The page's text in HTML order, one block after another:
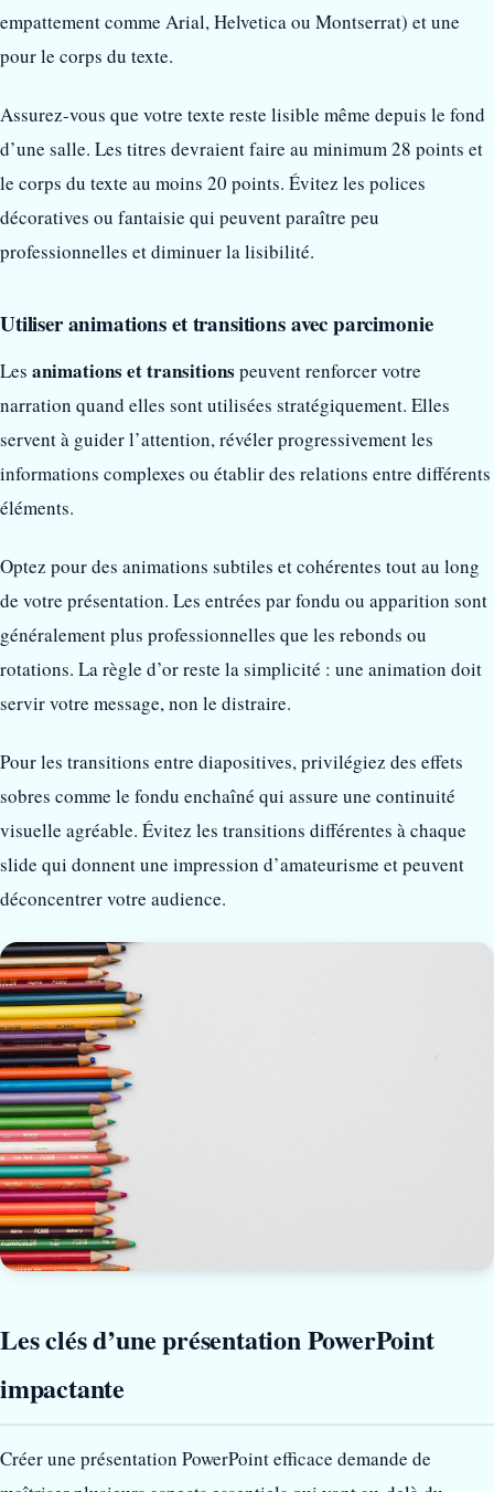
empattement comme Arial, Helvetica ou Montserrat) et une
pour le corps du texte.
Assurez-vous que votre texte reste lisible même depuis le fond
d’une salle. Les titres devraient faire au minimum 28 points et
le corps du texte au moins 20 points. Évitez les polices
décoratives ou fantaisie qui peuvent paraître peu
professionnelles et diminuer la lisibilité.
Utiliser animations et transitions avec parcimonie
Les animations et transitions peuvent renforcer votre
narration quand elles sont utilisées stratégiquement. Elles
servent à guider l’attention, révéler progressivement les
informations complexes ou établir des relations entre différents
éléments.
Optez pour des animations subtiles et cohérentes tout au long
de votre présentation. Les entrées par fondu ou apparition sont
généralement plus professionnelles que les rebonds ou
rotations. La règle d’or reste la simplicité : une animation doit
servir votre message, non le distraire.
Pour les transitions entre diapositives, privilégiez des effets
sobres comme le fondu enchaîné qui assure une continuité
visuelle agréable. Évitez les transitions différentes à chaque
slide qui donnent une impression d’amateurisme et peuvent
déconcentrer votre audience.
Les clés d’une présentation PowerPoint
impactante
Créer une présentation PowerPoint efficace demande de